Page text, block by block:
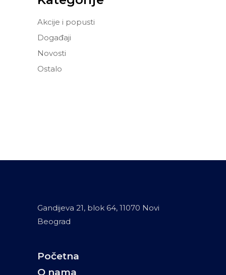
Akcije i popusti
Događaji
Novosti
Ostalo
Gandijeva 21, blok 64, 11070 Novi
Beograd
Početna
O nama